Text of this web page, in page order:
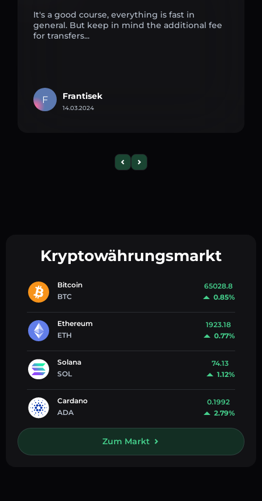
It's a good course, everything is fast in
general. But keep in mind the additional fee
for transfers...
F Frantisek
14.03.2024
Kryptowährungsmarkt
Bitcoin
BTC
65028.8
0.85%
Ethereum
ETH
1923.18
0.77%
Solana
SOL
74.13
1.12%
Cardano
ADA
0.1992
2.79%
Zum Markt